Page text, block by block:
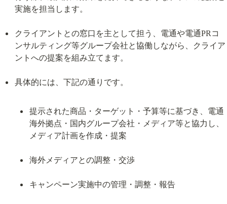
実施を担当します。
クライアントとの窓口を主として担う、電通や電通PRコ
ンサルティング等グループ会社と協働しながら、クライア
ントへの提案を組み立てます。
提示された商品・ターゲット・予算等に基づき、電通
海外拠点・国内グループ会社・メディア等と協力し、
メディア計画を作成・提案
海外メディアとの調整・交渉
キャンペーン実施中の管理・調整・報告